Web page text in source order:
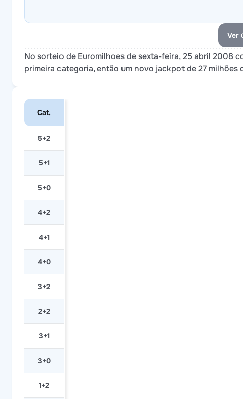
Ver
No sorteio de Euromilhoes de sexta-feira, 25 abril 2008
primeira categoria, então um novo jackpot de 27 milhões
Cat.
5+2
5+1
5+0
4+2
4+1
4+0
3+2
2+2
3+1
3+0
1+2